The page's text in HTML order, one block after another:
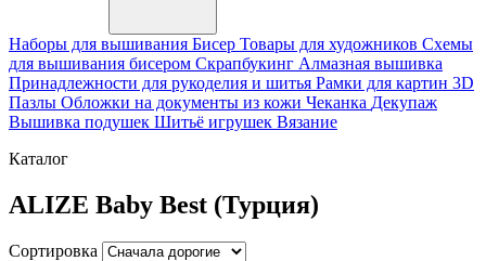
Наборы для вышивания Бисер Товары для художников Схемы
для вышивания бисером Скрапбукинг Алмазная вышивка
Принадлежности для рукоделия и шитья Рамки для картин 3D
Пазлы Обложки на документы из кожи Чеканка Декупаж
Вышивка подушек Шитьё игрушек Вязание
Каталог
ALIZE Baby Best (Турция)
Сортировка